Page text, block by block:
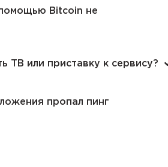
Bitcoin не
ТВ или приставку к сервису?
пропал пинг